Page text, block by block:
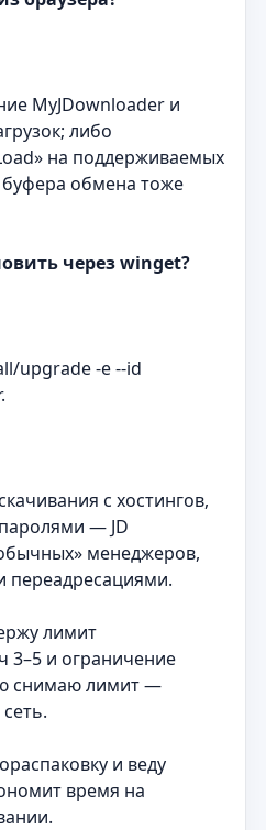
MyJDownloader и
либо
на поддерживаемых
обмена тоже
через winget?
upgrade -e --id
с хостингов,
— JD
менеджеров,
переадресациями.
лимит
3–5 и ограничение
снимаю лимит —
и веду
время на